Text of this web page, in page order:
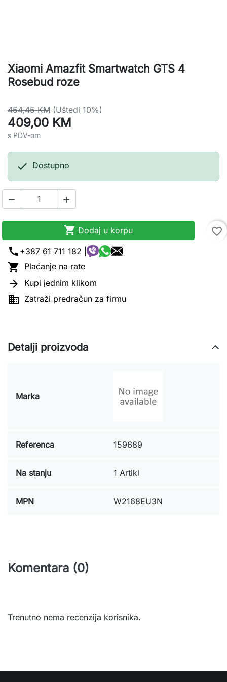
Xiaomi Amazfit Smartwatch GTS 4
Rosebud roze
454,45 KM (Uštedi 10%)
409,00 KM
s PDV-om
 Dostupno
 
 Dodaj u korpu
favorite_border
call +387 61 711 182 |
 Plaćanje na rate
 Kupi jednim klikom
 Zatraži predračun za firmu
Detalji proizvoda
Marka
Referenca 159689
Na stanju 1 Artikl
MPN W2168EU3N
Komentara (0)
Trenutno nema recenzija korisnika.